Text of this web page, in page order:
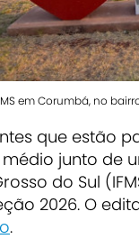
em Corumbá, no
que estão
médio junto de
do Sul
2026. O
.